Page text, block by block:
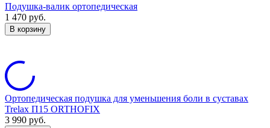
Подушка-валик ортопедическая
1 470 руб.
В корзину
Ортопедическая подушка для уменьшения боли в суставах
Trelax П15 ORTHOFIX
3 990 руб.